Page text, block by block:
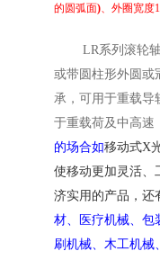
的圆弧面) 、外圈宽
LR系列 滚轮
或带圆柱形外圆或
承， 可用于重载导
于重载荷及中高速
的场合如移动式X
使移动更加灵活、
济实用的产品， 还
材、医疗机械、包
刷机械、木工机械